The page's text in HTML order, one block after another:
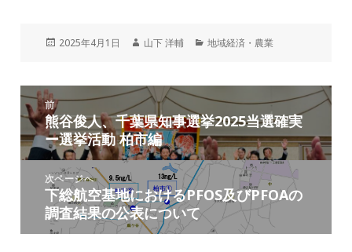
投
2025年4月1日
作
山下 洋輔
カ
リ
ー
地域経済・農業
投
稿
ナ
ビ
前
前
の
投
稿:
熊谷俊人、千葉県知事選挙2025当選確実
ー選挙活動 柏市編
次ページへ
次
の
投
下総航空基地におけるPFOS及びPFOAの
調査結果の公表について